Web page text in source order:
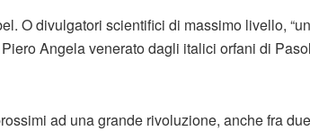
O divulgatori scientifici di massimo livello, “un
Angela venerato dagli italici orfani di
ad una grande rivoluzione, anche fra